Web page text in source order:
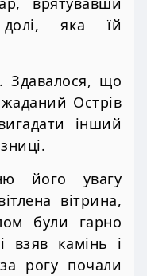
яка їй
Здавалося, що
Острів
інший
його увагу
вітрина,
були гарно
взяв камінь і
рогу почали